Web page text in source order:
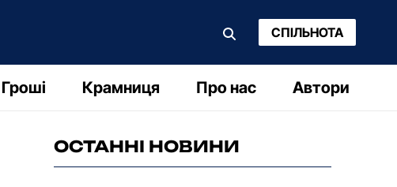
СПІЛЬНОТА
Гроші Крамниця Про нас Автори
ОСТАННІ НОВИНИ